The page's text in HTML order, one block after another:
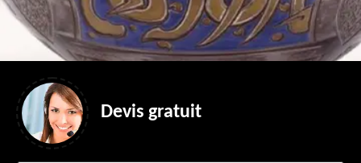
Devis gratuit